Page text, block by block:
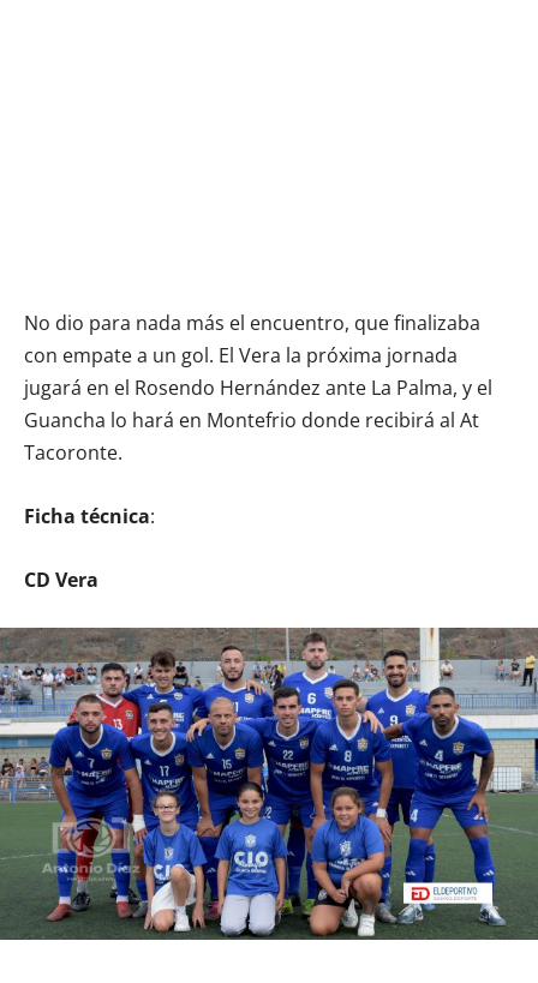
No dio para nada más el encuentro, que finalizaba
con empate a un gol. El Vera la próxima jornada
jugará en el Rosendo Hernández ante La Palma, y el
Guancha lo hará en Montefrio donde recibirá al At
Tacoronte.
Ficha técnica:
CD Vera